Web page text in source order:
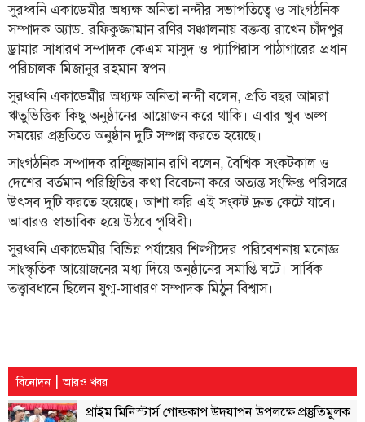
মতামত
ধর্ম
শিশু-
কিশোর
ক্যাম্পাস
সাহিত্য
ও
সংস্কৃতি
নারী
শিশু
ভ্রমণ
সোস্যাল
মিডিয়া
সুরধ্বনি একাডেমীর অধ্যক্ষ অনিতা নন্দীর সভাপতিত্বে ও সাংগঠনিক
সম্পাদক অ্যাড. রফিকুজ্জামান রণির সঞ্চালনায় বক্তব্য রাখেন চাঁদপুর
ড্রামার সাধারণ সম্পাদক কেএম মাসুদ ও প্যাপিরাস পাঠাগারের প্রধান
পরিচালক মিজানুর রহমান স্বপন।
সুরধ্বনি একাডেমীর অধ্যক্ষ অনিতা নন্দী বলেন, প্রতি বছর আমরা
ঋতুভিত্তিক কিছু অনুষ্ঠানের আয়োজন করে থাকি। এবার খুব অল্প
সময়ের প্রস্তুতিতে অনুষ্ঠান দুটি সম্পন্ন করতে হয়েছে।
সাংগঠনিক সম্পাদক রফিুজ্জামান রণি বলেন, বৈশ্বিক সংকটকাল ও
দেশের বর্তমান পরিস্থিতির কথা বিবেচনা করে অত্যন্ত সংক্ষিপ্ত পরিসরে
উৎসব দুটি করতে হয়েছে। আশা করি এই সংকট দ্রুত কেটে যাবে।
আবারও স্বাভাবিক হয়ে উঠবে পৃথিবী।
সুরধ্বনি একাডেমীর বিভিন্ন পর্যায়ের শিল্পীদের পরিবেশনায় মনোজ্ঞ
সাংস্কৃতিক আয়োজনের মধ্য দিয়ে অনুষ্ঠানের সমাপ্তি ঘটে। সার্বিক
তত্ত্বাবধানে ছিলেন যুগ্ম-সাধারণ সম্পাদক মিঠুন বিশ্বাস।
বিনোদন | আরও খবর
প্রাইম মিনিস্টার্স গোল্ডকাপ উদযাপন উপলক্ষে প্রস্তুতিমুলক